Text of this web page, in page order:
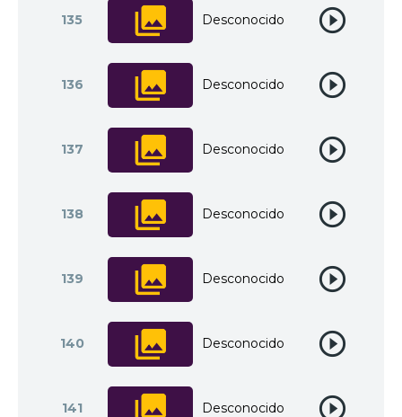
135 Desconocido
136 Desconocido
137 Desconocido
138 Desconocido
139 Desconocido
140 Desconocido
141 Desconocido